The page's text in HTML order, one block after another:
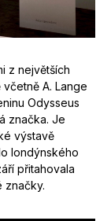
z největších
A. Lange
Odysseus
značka. Je
výstavě
londýnského
přitahovala
značky.